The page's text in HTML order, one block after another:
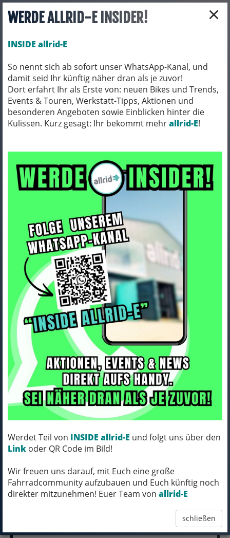
×
WERDE ALLRID-E INSIDER!
INSIDE allrid-E
So nennt sich ab sofort unser WhatsApp-Kanal, und
damit seid Ihr künftig näher dran als je zuvor!
Dort erfahrt Ihr als Erste von: neuen Bikes und Trends,
Events & Touren, Werkstatt-Tipps, Aktionen und
besonderen Angeboten sowie Einblicken hinter die
Kulissen. Kurz gesagt: Ihr bekommt mehrallrid-E!
Werdet Teil von INSIDE allrid-E und folgt uns über den
Link oder QR Code im Bild!
Wir freuen uns darauf, mit Euch eine große
Fahrradcommunity aufzubauen und Euch künftig noch
direkter mitzunehmen! Euer Team von allrid-E
schließen
Toggle navigation
E-BIKES
E-MOUNTAINBIKES
GHOST E-RIOT CF ADVANCED
misty gray / rebel red - glossy L
Art.Nr. 50ER1003
Farbe: misty gray / rebel red - glossy
Rahmenhöhe: 42.4
Rahmengrösse: L
KOMM´ VORBEI, MICH KANNST DU HABEN!
VERFÜGBAR IN UNSERER FILIALE IN
NORTORF
pro Stück (inkl. MwSt.)